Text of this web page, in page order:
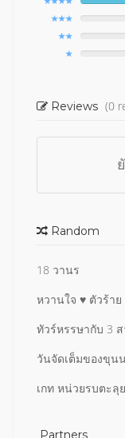
Reviews (0
Random
18 วานร
หวานใจ ♥ ตัวร้าย
ทัวร์หรรษากับ 3
วันจัดเต็มของขุน
เกท หน่วยรบตะลุ
Partners